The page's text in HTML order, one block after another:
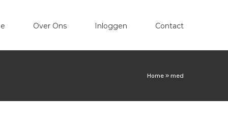
Over Ons Inloggen Contact
Home » med